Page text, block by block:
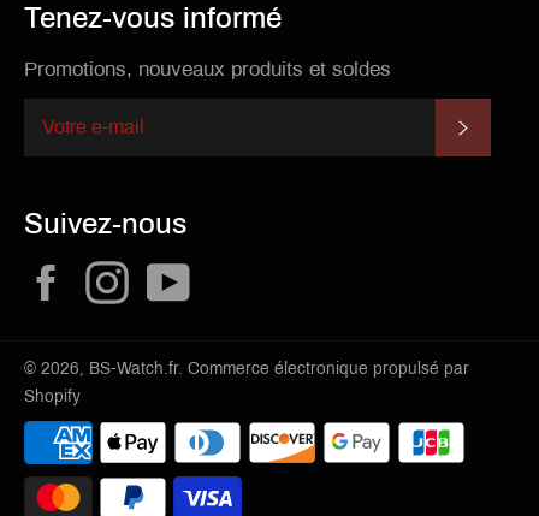
Tenez-vous informé
Promotions, nouveaux produits et soldes
Suivez-nous
FacebookInstagram
© 2026, BS-Watch.fr. Commerce électronique propulsé par
Shopify
Méthodes
paiement